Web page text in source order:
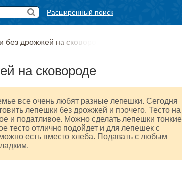
Расширенный поиск
без дрожжей на сковоро
на сковороде
все очень любят разные лепешки. Сегодня
лепешки без дрожжей и прочего. Тесто на
и податливое. Можно сделать лепешки тонкие
тесто отлично подойдет и для лепешек с
есть вместо хлеба. Подавать с любым